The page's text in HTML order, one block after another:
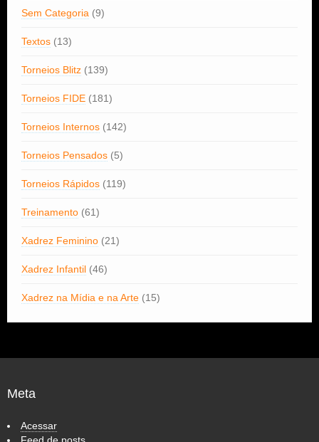
Sem Categoria (9)
Textos (13)
Torneios Blitz (139)
Torneios FIDE (181)
Torneios Internos (142)
Torneios Pensados (5)
Torneios Rápidos (119)
Treinamento (61)
Xadrez Feminino (21)
Xadrez Infantil (46)
Xadrez na Mídia e na Arte (15)
Meta
Acessar